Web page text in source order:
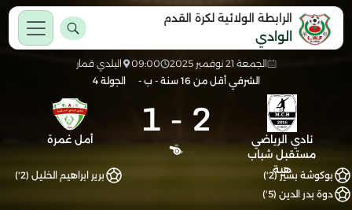
الرابطة الولائية لكرة القدم
الوادي
الجمعة 21 نوفمبر 2025 09:00
البلدي قمار
الشرفي أقل من 16 سنة - ب -
الجولة 4
نادي الرياضي
مستقبل شباب
هبة
2
-
1 أمل غمرة
بوكوشة بشير (2')
دوة بدر الدين (5')
برير ابراهيم الخليل (2')